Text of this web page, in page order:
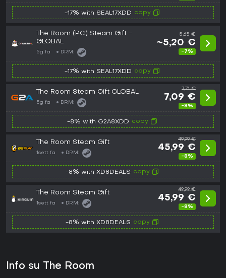
-17% with SEAL17XDD copy
The Room (PC) Steam Gift -
GLOBAL
5g fa DRM:
5,65 €
~5,20 €
-7%
-17% with SEAL17XDD copy
The Room Steam Gift GLOBAL
5g fa DRM:
7,71 €
7,09 €
-8%
-8% with G2A8XDD copy
The Room Steam Gift
1sett fa DRM:
49,99 €
45,99 €
-8%
-8% with XD8DEALS copy
The Room Steam Gift
1sett fa DRM:
49,99 €
45,99 €
-8%
-8% with XD8DEALS copy
Info su The Room